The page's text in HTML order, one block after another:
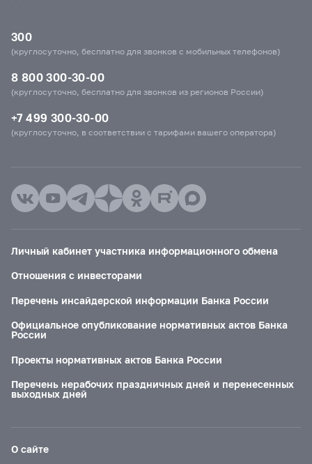
300
(круглосуточно, бесплатно для звонков с мобильных телефонов)
8 800 300-30-00
(круглосуточно, бесплатно для звонков из регионов России)
+7 499 300-30-00
(круглосуточно, в соответствии с тарифами вашего оператора)
Личный кабинет участника информационного обмена
Отношения с инвесторами
Перечень инсайдерской информации Банка России
Официальное опубликование нормативных актов Банка
России
Проекты нормативных актов Банка России
Перечень нерабочих праздничных дней и перенесенных
выходных дней
О сайте